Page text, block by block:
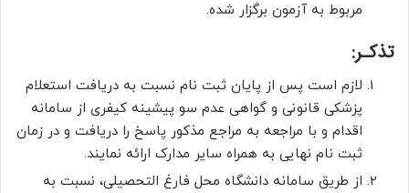
مربوط به آزمون برگزار شده.
تذکـر:
لازم است پس از پایان ثبت نام نسبت به دریافت استعلام
پزشکی قانونی و گواهی عدم سو پیشینه کیفری از سامانه
اقدام و با مراجعه به مراجع مذکور پاسخ را دریافت و در زمان
ثبت نام نهایی به همراه سایر مدارک ارائه نمایند.
از طریق سامانه دانشگاه محل فارغ التحصیلی، نسبت به